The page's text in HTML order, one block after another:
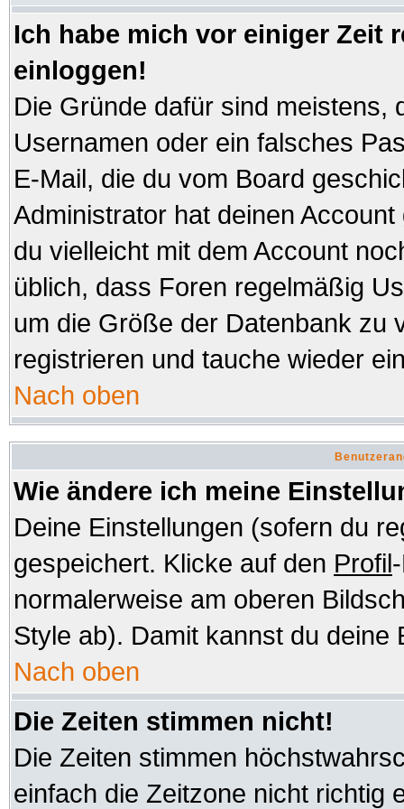
Ich habe mich vor einiger Zeit
einloggen!
Die Gründe dafür sind meistens,
Usernamen oder ein falsches
E-Mail, die du vom Board
Administrator hat deinen
du vielleicht mit dem Account
üblich, dass Foren regelmäßig
um die Größe der Datenbank zu
registrieren und tauche wieder
Nach oben
Wie ändere ich meine
Deine Einstellungen (sofern du
gespeichert. Klicke auf den Profil
normalerweise am oberen
Style ab). Damit kannst du deine
Nach oben
Die Zeiten stimmen nicht!
Die Zeiten stimmen
einfach die Zeitzone nicht richtig